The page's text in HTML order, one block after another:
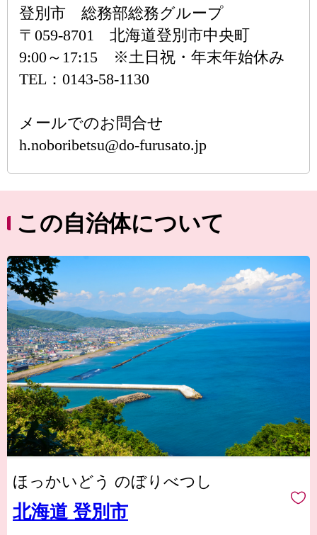
登別市 総務部総務グループ
〒059-8701 北海道登別市中央町
9:00～17:15 ※土日祝・年末年始休み
TEL：0143-58-1130
メールでのお問合せ
h.noboribetsu@do-furusato.jp
この自治体について
ほっかいどう のぼりべつし
北海道 登別市